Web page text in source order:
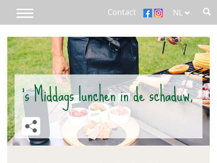
Overslaan
de
inhoud
gaan
Toggle
navigation
NL
Contact
Main
menu
responsive
Over Aubel
We care
’s Middags lunchen in de schaduw,